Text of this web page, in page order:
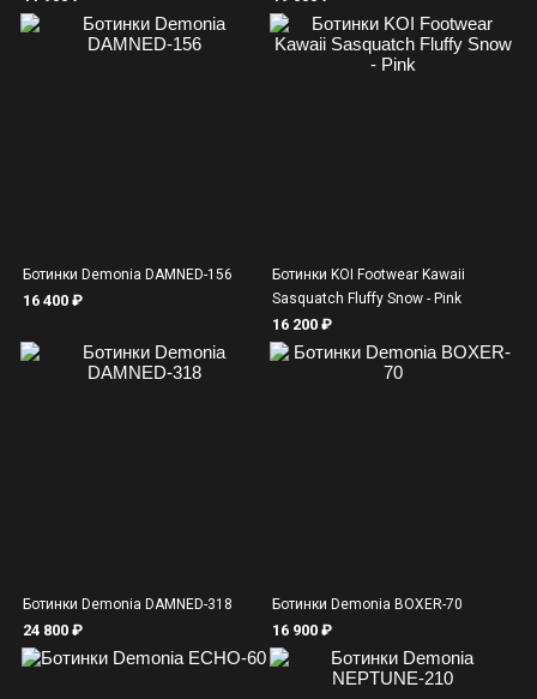
Ботинки Demonia DAMNED-156
16 400 ₽
Ботинки KOI Footwear Kawaii
Sasquatch Fluffy Snow - Pink
16 200 ₽
Ботинки Demonia DAMNED-318
24 800 ₽
Ботинки Demonia BOXER-70
16 900 ₽